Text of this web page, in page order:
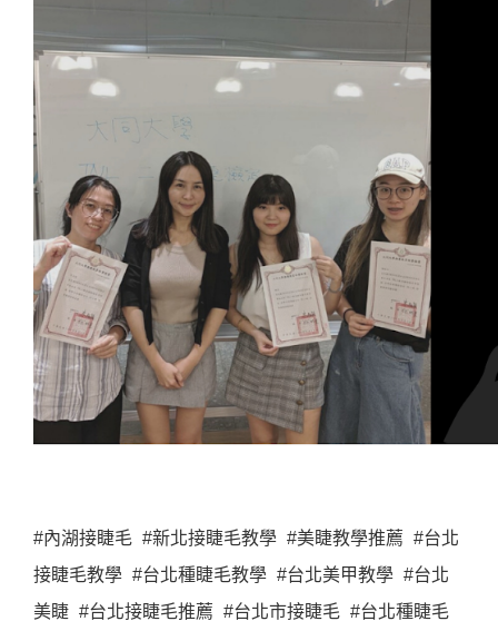
#內湖接睫毛 #新北接睫毛教學 #美睫教學推薦 #台北
接睫毛教學 #台北種睫毛教學 #台北美甲教學 #台北
美睫 #台北接睫毛推薦 #台北市接睫毛 #台北種睫毛